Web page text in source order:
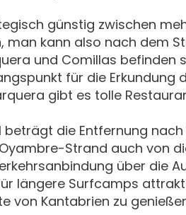
günstig zwischen
man kann also nach dem
und Comillas
für die
gibt es tolle
die Entfernung nach
Strand auch von
über die
längere Surfcamps
von Kantabrien zu